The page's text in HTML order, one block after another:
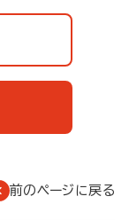
前のページに戻る